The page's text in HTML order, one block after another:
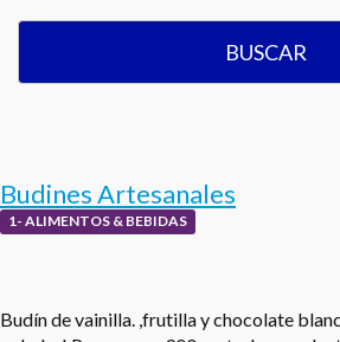
BUSCAR
Budines Artesanales
1- ALIMENTOS & BEBIDAS
Budín de vainilla. ,frutilla y chocolate